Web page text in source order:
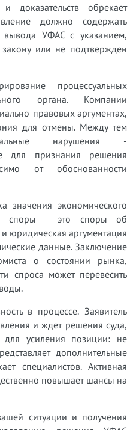
доказательств обрекает
должно содержать
вывода УФАС с указанием,
закону или не подтвержден
процессуальных
органа. Компании
правовых аргументах,
для отмены. Между тем
нарушения -
для признания решения
от обоснованности
значения экономического
споры - это споры об
юридическая аргументация
данные. Заключение
о состоянии рынка,
спроса может перевесить
в процессе. Заявитель
и ждет решения суда,
для усиления позиции: не
дополнительные
специалистов. Активная
повышает шансы на
ситуации и получения